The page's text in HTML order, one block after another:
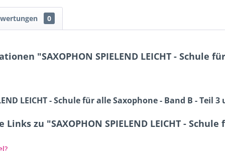
0
"SAXOPHON SPIELEND LEICHT - Schule
LEICHT - Schule für alle Saxophone - Band B - Teil
zu "SAXOPHON SPIELEND LEICHT -